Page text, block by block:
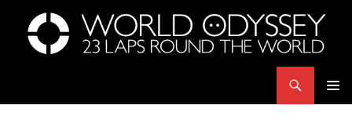
世界23周の旅｜WORLD ODYSSEY: 23 Laps Rond The World